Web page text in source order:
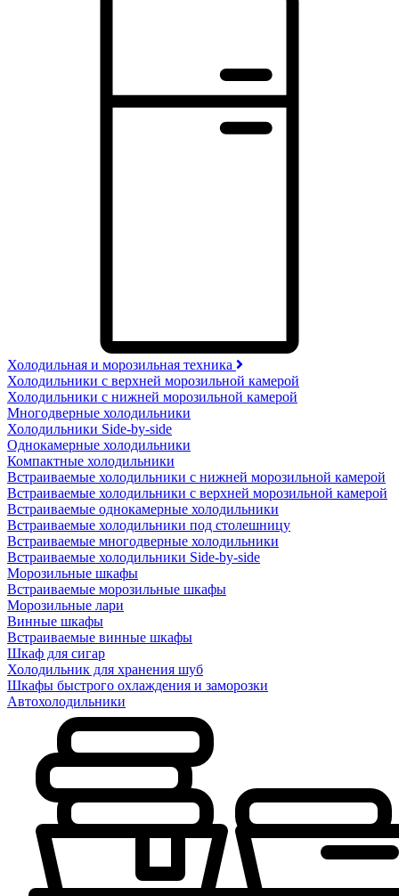
Холодильная и морозильная техника
Холодильники с верхней морозильной камерой
Холодильники с нижней морозильной камерой
Многодверные холодильники
Холодильники Side-by-side
Однокамерные холодильники
Компактные холодильники
Встраиваемые холодильники с нижней морозильной камерой
Встраиваемые холодильники с верхней морозильной камерой
Встраиваемые однокамерные холодильники
Встраиваемые холодильники под столешницу
Встраиваемые многодверные холодильники
Встраиваемые холодильники Side-by-side
Морозильные шкафы
Встраиваемые морозильные шкафы
Морозильные лари
Винные шкафы
Встраиваемые винные шкафы
Шкаф для сигар
Холодильник для хранения шуб
Шкафы быстрого охлаждения и заморозки
Автохолодильники